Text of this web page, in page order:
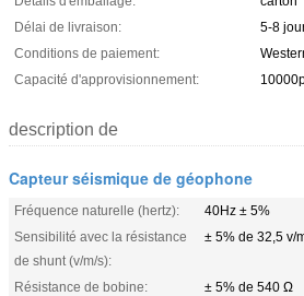
Délai de livraison:
5-8
Conditions de paiement:
Capacité d'approvisionnement:
description de
Capteur séismique de géophone
Fréquence naturelle (hertz):
40Hz ± 5%
Sensibilité avec la résistance
de shunt (v/m/s):
± 5% de 32,5 v/
Résistance de bobine:
± 5% de 540 Ω